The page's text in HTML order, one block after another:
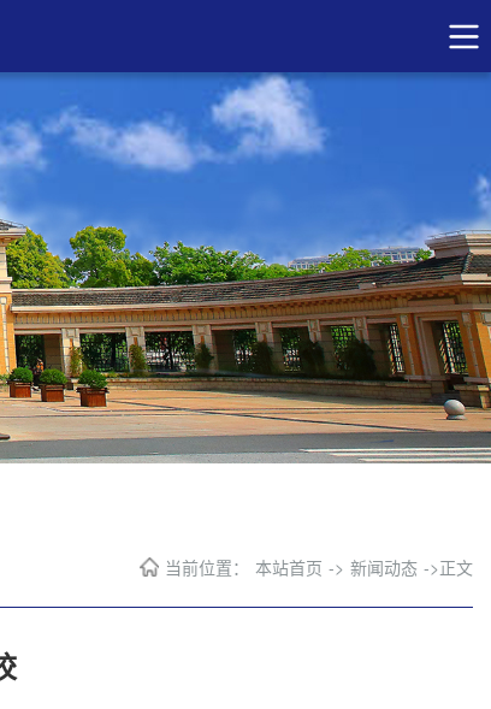
当前位置： 本站首页 -> 新闻动态 ->正文